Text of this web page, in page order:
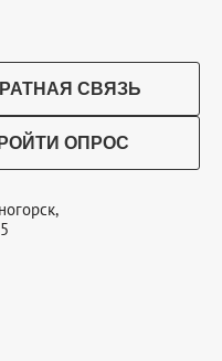
СВЯЗЬ
ОПРОС